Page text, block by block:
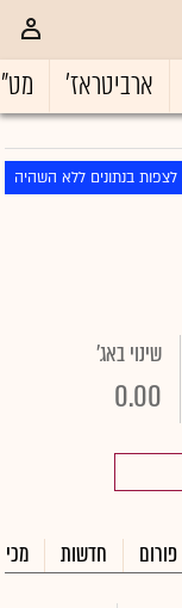
ארביטראז'
לצפות בנתונים ללא השהיה
שינוי באג'
0.00
פורום חדשות